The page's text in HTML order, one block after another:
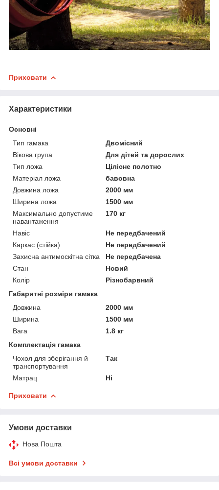
Приховати
Характеристики
Основні
Тип гамака
Двомісний
Вікова група
Для дітей та дорослих
Тип ложа
Цілісне полотно
Матеріал ложа
бавовна
Довжина ложа
2000 мм
Ширина ложа
1500 мм
Максимально допустиме
навантаження
170 кг
Навіс
Не передбачений
Каркас (стійка)
Не передбачений
Захисна антимоскітна сітка
Не передбачена
Стан
Новий
Колір
Різнобарвний
Габаритні розміри гамака
Довжина
2000 мм
Ширина
1500 мм
Вага
1.8 кг
Комплектація гамака
Чохол для зберігання й
транспортування
Так
Матрац Ні
Приховати
Умови доставки
Нова Пошта
Всі умови доставки